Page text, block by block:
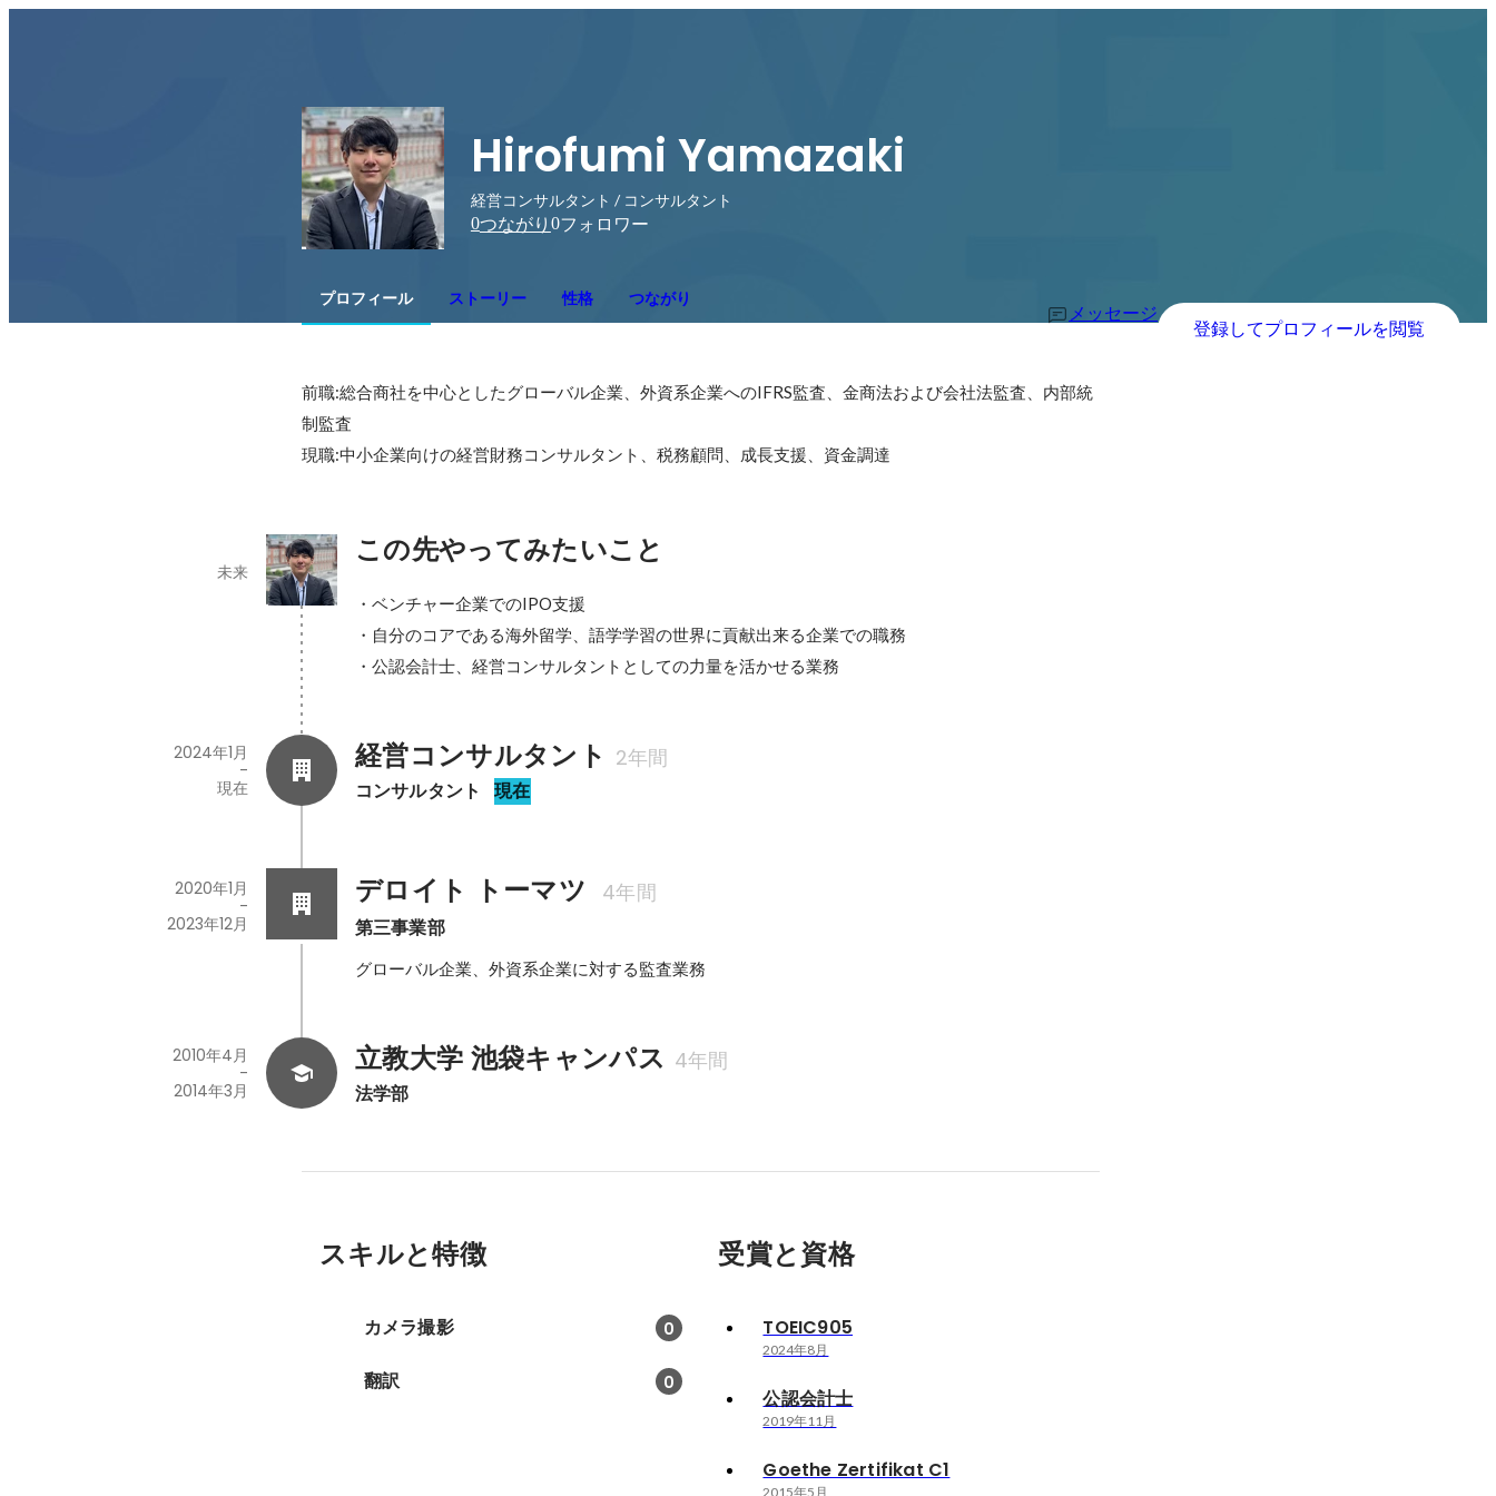
Hirofumi Yamazaki
経営コンサルタント / コンサルタント
0つながり 0フォロワー
プロフィール ストーリー 性格 つながり
メッセージ
登録してプロフィールを閲覧
前職:総合商社を中心としたグローバル企業、外資系企業へのIFRS監査、金商法および会社法監査、内部統
制監査
現職:中小企業向けの経営財務コンサルタント、税務顧問、成長支援、資金調達
この先やってみたいこと
未来
・ベンチャー企業でのIPO支援
・自分のコアである海外留学、語学学習の世界に貢献出来る企業での職務
・公認会計士、経営コンサルタントとしての力量を活かせる業務
経営コンサルタント 2年間
コンサルタント 現在
2024年1月
-
現在
デロイト トーマツ 4年間
第三事業部
2020年1月
-
2023年12月
グローバル企業、外資系企業に対する監査業務
立教大学 池袋キャンパス 4年間
法学部
2010年4月
-
2014年3月
スキルと特徴
カメラ撮影 0
翻訳 0
受賞と資格
TOEIC905
2024年8月
公認会計士
2019年11月
Goethe Zertifikat C1
2015年5月